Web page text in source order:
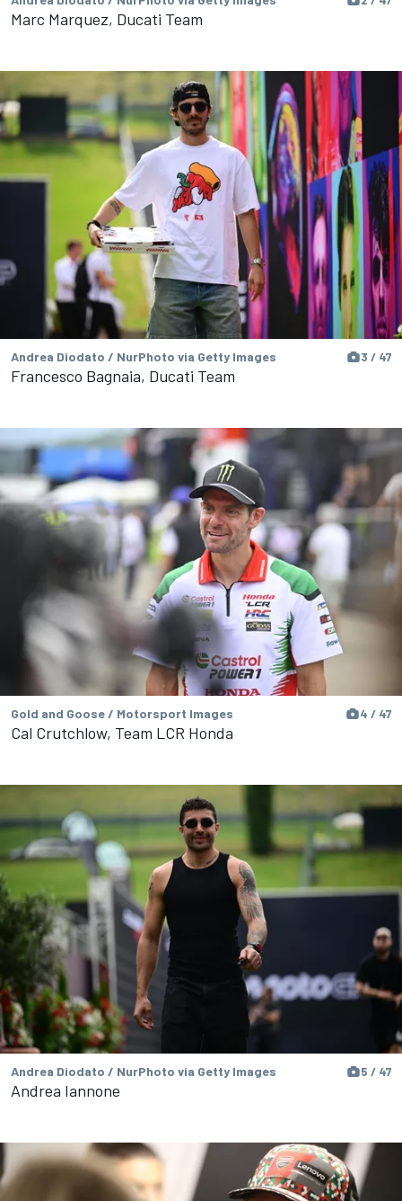
Marc Marquez, Ducati Team
Andrea Diodato / NurPhoto via Getty Images 3 / 47
Francesco Bagnaia, Ducati Team
Gold and Goose / Motorsport Images 4 / 47
Cal Crutchlow, Team LCR Honda
Andrea Diodato / NurPhoto via Getty Images 5 / 47
Andrea Iannone